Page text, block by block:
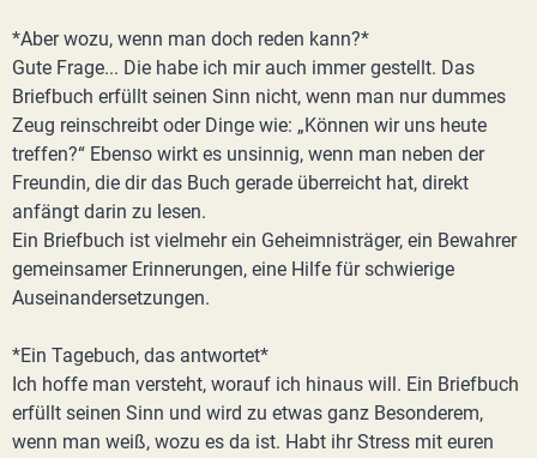
*Aber wozu, wenn man doch reden kann?*
Gute Frage... Die habe ich mir auch immer gestellt. Das
Briefbuch erfüllt seinen Sinn nicht, wenn man nur dummes
Zeug reinschreibt oder Dinge wie: „Können wir uns heute
treffen?“ Ebenso wirkt es unsinnig, wenn man neben der
Freundin, die dir das Buch gerade überreicht hat, direkt
anfängt darin zu lesen.
Ein Briefbuch ist vielmehr ein Geheimnisträger, ein Bewahrer
gemeinsamer Erinnerungen, eine Hilfe für schwierige
Auseinandersetzungen.
*Ein Tagebuch, das antwortet*
Ich hoffe man versteht, worauf ich hinaus will. Ein Briefbuch
erfüllt seinen Sinn und wird zu etwas ganz Besonderem,
wenn man weiß, wozu es da ist. Habt ihr Stress mit euren